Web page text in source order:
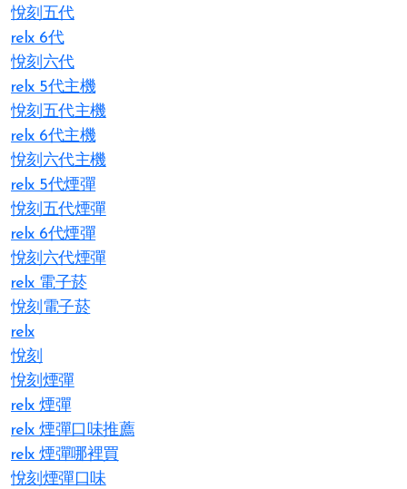
悅刻五代
relx 6代
悅刻六代
relx 5代主機
悅刻五代主機
relx 6代主機
悅刻六代主機
relx 5代煙彈
悅刻五代煙彈
relx 6代煙彈
悅刻六代煙彈
relx 電子菸
悅刻電子菸
relx
悅刻
悅刻煙彈
relx 煙彈
relx 煙彈口味推薦
relx 煙彈哪裡買
悅刻煙彈口味